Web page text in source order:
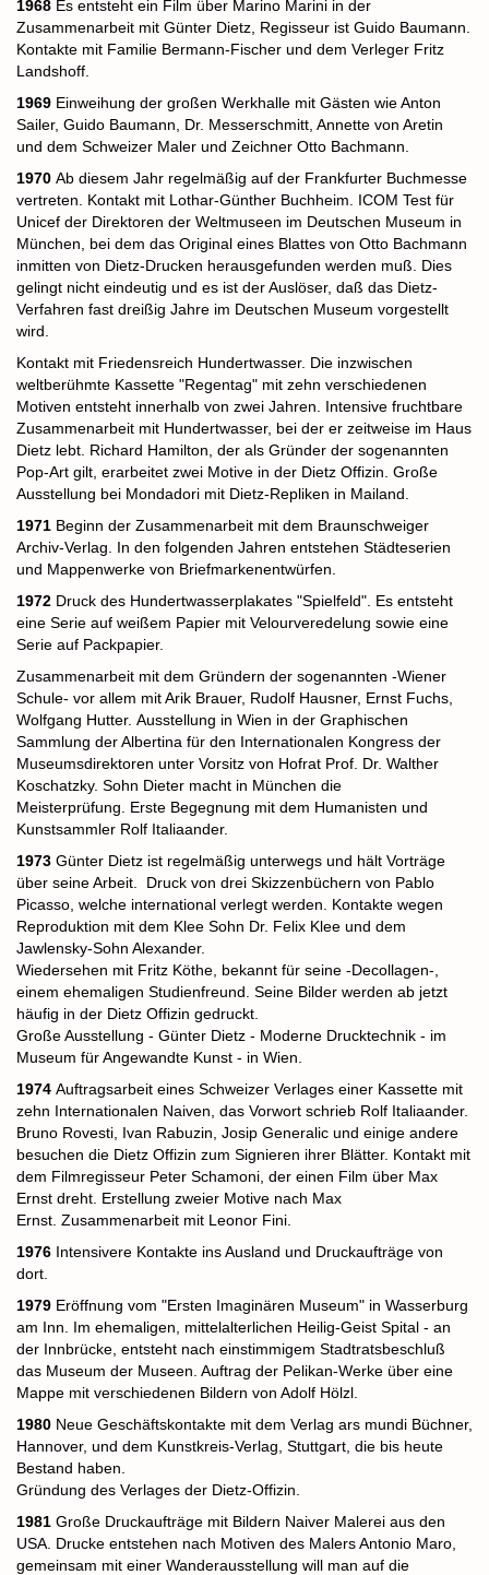
1968 Es entsteht ein Film über Marino Marini in der
Zusammenarbeit mit Günter Dietz, Regisseur ist Guido Baumann.
Kontakte mit Familie Bermann-Fischer und dem Verleger Fritz
Landshoff.
1969 Einweihung der großen Werkhalle mit Gästen wie Anton
Sailer, Guido Baumann, Dr. Messerschmitt, Annette von Aretin
und dem Schweizer Maler und Zeichner Otto Bachmann.
1970 Ab diesem Jahr regelmäßig auf der Frankfurter Buchmesse
vertreten. Kontakt mit Lothar-Günther Buchheim. ICOM Test für
Unicef der Direktoren der Weltmuseen im Deutschen Museum in
München, bei dem das Original eines Blattes von Otto Bachmann
inmitten von Dietz-Drucken herausgefunden werden muß. Dies
gelingt nicht eindeutig und es ist der Auslöser, daß das Dietz-
Verfahren fast dreißig Jahre im Deutschen Museum vorgestellt
wird.
Kontakt mit Friedensreich Hundertwasser. Die inzwischen
weltberühmte Kassette "Regentag" mit zehn verschiedenen
Motiven entsteht innerhalb von zwei Jahren. Intensive fruchtbare
Zusammenarbeit mit Hundertwasser, bei der er zeitweise im Haus
Dietz lebt. Richard Hamilton, der als Gründer der sogenannten
Pop-Art gilt, erarbeitet zwei Motive in der Dietz Offizin. Große
Ausstellung bei Mondadori mit Dietz-Repliken in Mailand.
1971 Beginn der Zusammenarbeit mit dem Braunschweiger
Archiv-Verlag. In den folgenden Jahren entstehen Städteserien
und Mappenwerke von Briefmarkenentwürfen.
1972 Druck des Hundertwasserplakates "Spielfeld". Es entsteht
eine Serie auf weißem Papier mit Velourveredelung sowie eine
Serie auf Packpapier.
Zusammenarbeit mit dem Gründern der sogenannten -Wiener
Schule- vor allem mit Arik Brauer, Rudolf Hausner, Ernst Fuchs,
Wolfgang Hutter. Ausstellung in Wien in der Graphischen
Sammlung der Albertina für den Internationalen Kongress der
Museumsdirektoren unter Vorsitz von Hofrat Prof. Dr. Walther
Koschatzky. Sohn Dieter macht in München die
Meisterprüfung. Erste Begegnung mit dem Humanisten und
Kunstsammler Rolf Italiaander.
1973 Günter Dietz ist regelmäßig unterwegs und hält Vorträge
über seine Arbeit. Druck von drei Skizzenbüchern von Pablo
Picasso, welche international verlegt werden. Kontakte wegen
Reproduktion mit dem Klee Sohn Dr. Felix Klee und dem
Jawlensky-Sohn Alexander.
Wiedersehen mit Fritz Köthe, bekannt für seine -Decollagen-,
einem ehemaligen Studienfreund. Seine Bilder werden ab jetzt
häufig in der Dietz Offizin gedruckt.
Große Ausstellung - Günter Dietz - Moderne Drucktechnik - im
Museum für Angewandte Kunst - in Wien.
1974 Auftragsarbeit eines Schweizer Verlages einer Kassette mit
zehn Internationalen Naiven, das Vorwort schrieb Rolf Italiaander.
Bruno Rovesti, Ivan Rabuzin, Josip Generalic und einige andere
besuchen die Dietz Offizin zum Signieren ihrer Blätter. Kontakt mit
dem Filmregisseur Peter Schamoni, der einen Film über Max
Ernst dreht. Erstellung zweier Motive nach Max
Ernst. Zusammenarbeit mit Leonor Fini.
1976 Intensivere Kontakte ins Ausland und Druckaufträge von
dort.
1979 Eröffnung vom "Ersten Imaginären Museum" in Wasserburg
am Inn. Im ehemaligen, mittelalterlichen Heilig-Geist Spital - an
der Innbrücke, entsteht nach einstimmigem Stadtratsbeschluß
das Museum der Museen. Auftrag der Pelikan-Werke über eine
Mappe mit verschiedenen Bildern von Adolf Hölzl.
1980 Neue Geschäftskontakte mit dem Verlag ars mundi Büchner,
Hannover, und dem Kunstkreis-Verlag, Stuttgart, die bis heute
Bestand haben.
Gründung des Verlages der Dietz-Offizin.
1981 Große Druckaufträge mit Bildern Naiver Malerei aus den
USA. Drucke entstehen nach Motiven des Malers Antonio Maro,
gemeinsam mit einer Wanderausstellung will man auf die